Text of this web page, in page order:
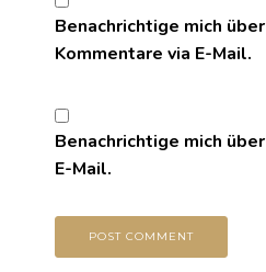
Benachrichtige mich
Kommentare via E-Mail.
Benachrichtige mich
E-Mail.